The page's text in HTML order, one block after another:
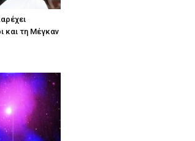
και τη Μέγκαν